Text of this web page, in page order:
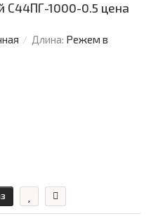
С44ПГ-1000-0.5 цена
Длина: Режем в